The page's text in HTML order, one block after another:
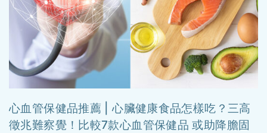
心血管保健品推薦 | 心臟健康食品怎樣吃？三高
徵兆難察覺！比較7款心血管保健品 或助降膽固